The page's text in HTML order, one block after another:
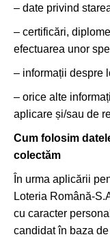
– date privind
– certificări,
efectuarea unor
– informații despre
– orice alte
aplicare și/sau de
Cum folosim
colectăm
În urma aplicării
Loteria Română-
cu caracter
candidat în baza